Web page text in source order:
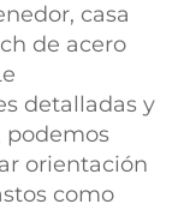
casa
de acero
detalladas y
podemos
orientación
como